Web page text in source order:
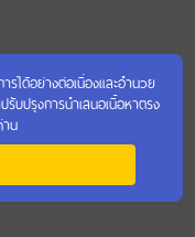
รได้อย่างต่อเนื่องและอำนวย
รับปรุงการนำเสนอเนื้อหาตรง
น